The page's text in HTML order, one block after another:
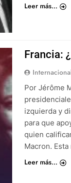
Leer más...
Francia:
Por Jérôme
izquierda y
para que
quien
Macron.
Leer más...